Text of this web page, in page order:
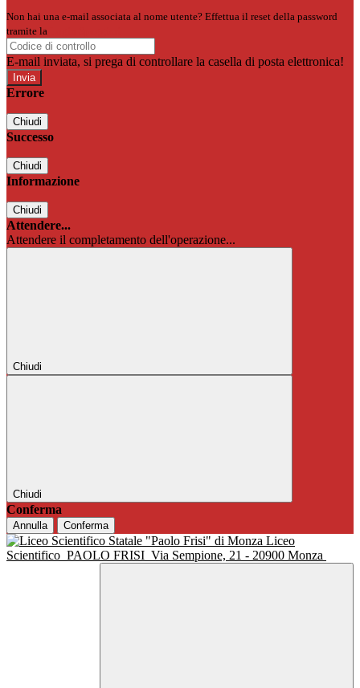
Non hai una e-mail associata al nome utente? Effettua il reset della password
tramite la
E-mail inviata, si prega di controllare la casella di posta elettronica!
Errore
Chiudi
Successo
Chiudi
Informazione
Chiudi
Attendere...
Attendere il completamento dell'operazione...
Chiudi
Chiudi
Conferma
Annulla Conferma
Liceo
Scientifico PAOLO FRISI Via Sempione, 21 - 20900 Monza